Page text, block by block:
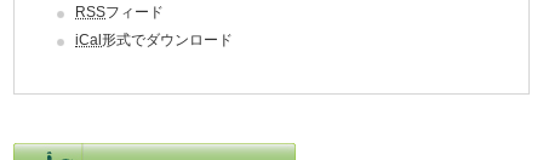
RSSフィード
iCal形式でダウンロード